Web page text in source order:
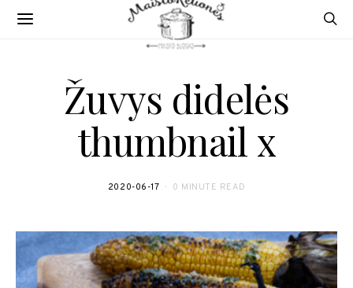
Žuvys didelės
thumbnail x
2020-06-17 0 MINUTE READ